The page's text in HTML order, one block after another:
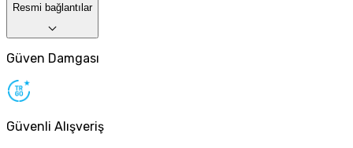
Resmi bağlantılar
Güven Damgası
Güvenli Alışveriş